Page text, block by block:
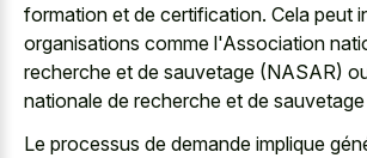
formation et de certification. Cela peut
organisations comme l'Association
recherche et de sauvetage (NASAR)
nationale de recherche et de
Le processus de demande implique